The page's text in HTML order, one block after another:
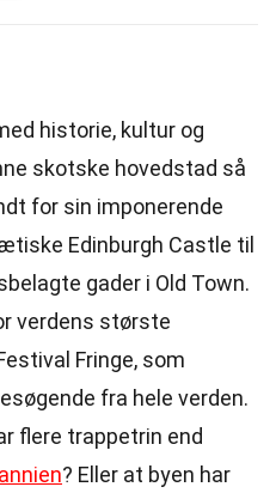
historie, kultur og
skotske hovedstad så
for sin imponerende
Edinburgh Castle til
gader i Old Town.
verdens største
Fringe, som
fra hele verden.
flere trappetrin end
? Eller at byen har